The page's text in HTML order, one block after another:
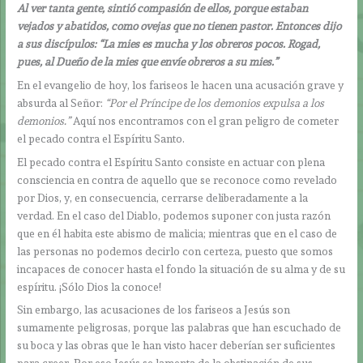
Al ver tanta gente, sintió compasión de ellos, porque estaban
vejados y abatidos, como ovejas que no tienen pastor. Entonces dijo
a sus discípulos: “La mies es mucha y los obreros pocos. Rogad,
pues, al Dueño de la mies que envíe obreros a su mies.”
En el evangelio de hoy, los fariseos le hacen una acusación grave y
absurda al Señor: “Por el Príncipe de los demonios expulsa a los
demonios.”Aquí nos encontramos con el gran peligro de cometer
el pecado contra el Espíritu Santo.
El pecado contra el Espíritu Santo consiste en actuar con plena
consciencia en contra de aquello que se reconoce como revelado
por Dios, y, en consecuencia, cerrarse deliberadamente a la
verdad. En el caso del Diablo, podemos suponer con justa razón
que en él habita este abismo de malicia; mientras que en el caso de
las personas no podemos decirlo con certeza, puesto que somos
incapaces de conocer hasta el fondo la situación de su alma y de su
espíritu. ¡Sólo Dios la conoce!
Sin embargo, las acusaciones de los fariseos a Jesús son
sumamente peligrosas, porque las palabras que han escuchado de
su boca y las obras que le han visto hacer deberían ser suficientes